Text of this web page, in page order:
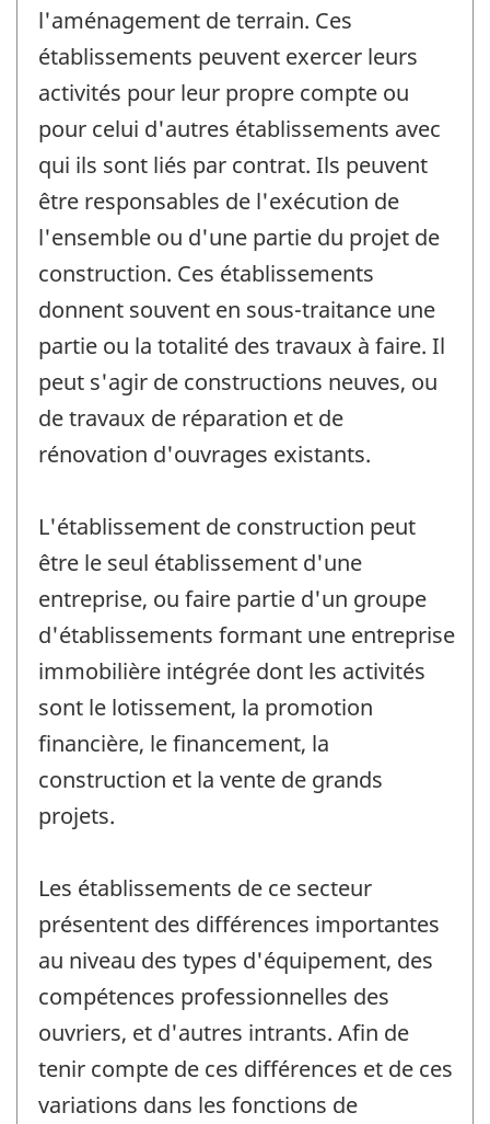
l'aménagement de terrain. Ces
établissements peuvent exercer leurs
activités pour leur propre compte ou
pour celui d'autres établissements avec
qui ils sont liés par contrat. Ils peuvent
être responsables de l'exécution de
l'ensemble ou d'une partie du projet de
construction. Ces établissements
donnent souvent en sous-traitance une
partie ou la totalité des travaux à faire. Il
peut s'agir de constructions neuves, ou
de travaux de réparation et de
rénovation d'ouvrages existants.
L'établissement de construction peut
être le seul établissement d'une
entreprise, ou faire partie d'un groupe
d'établissements formant une entreprise
immobilière intégrée dont les activités
sont le lotissement, la promotion
financière, le financement, la
construction et la vente de grands
projets.
Les établissements de ce secteur
présentent des différences importantes
au niveau des types d'équipement, des
compétences professionnelles des
ouvriers, et d'autres intrants. Afin de
tenir compte de ces différences et de ces
variations dans les fonctions de